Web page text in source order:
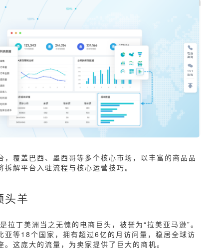
，覆盖巴西、墨西哥等多个核心市场，以丰富的商品品
解平台入驻流程与核心运营技巧。
头羊
丁美洲当之无愧的电商巨头，被誉为“拉美亚马逊”。
等18个国家，拥有超过6亿的月访问量，稳居全球访
这庞大的流量，为卖家提供了巨大的商机。